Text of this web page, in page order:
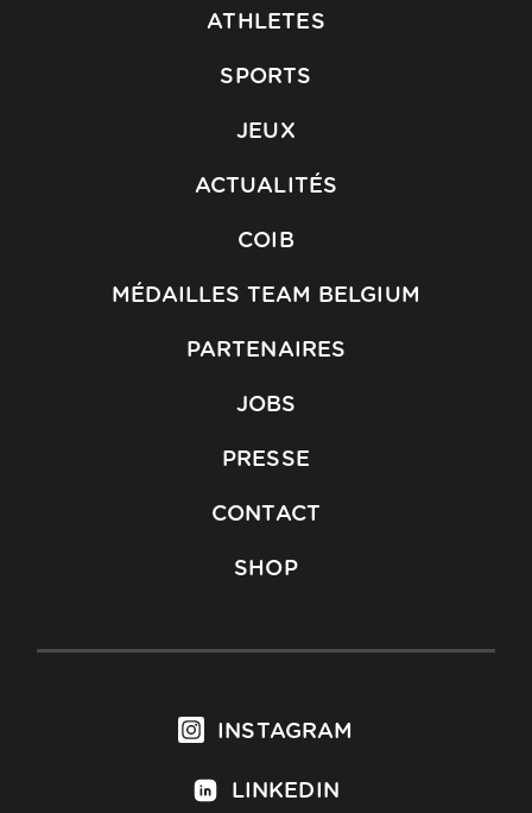
ATHLETES
SPORTS
JEUX
ACTUALITÉS
COIB
MÉDAILLES TEAM BELGIUM
PARTENAIRES
JOBS
PRESSE
CONTACT
SHOP
INSTAGRAM
LINKEDIN